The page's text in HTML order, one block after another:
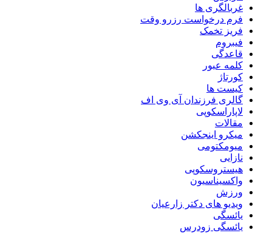
غربالگری ها
فرم درخواست رزرو وقت
فریز تخمک
فیبروم
قاعدگی
کلمه عبور
کورتاژ
کیست ها
گالری فرزندان آی وی اف
لاپاراسکوپی
مقالات
میکرو اینجکشن
میومکتومی
نازایی
هیستروسکوپی
واکسیناسیون
ورزش
ویدیو های دکتر زارعیان
یائسگی
یائسگی زودرس